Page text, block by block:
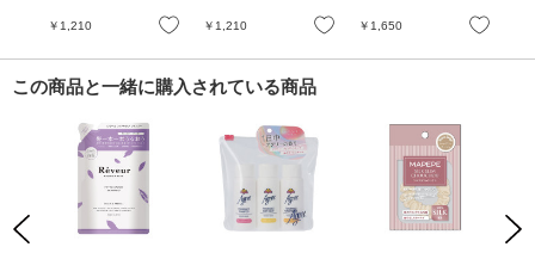
お気に入り
￥1,210 お気に入り
￥1,210 お気に入り
￥1,650
この商品と一緒に購入されている商品
Previous Next